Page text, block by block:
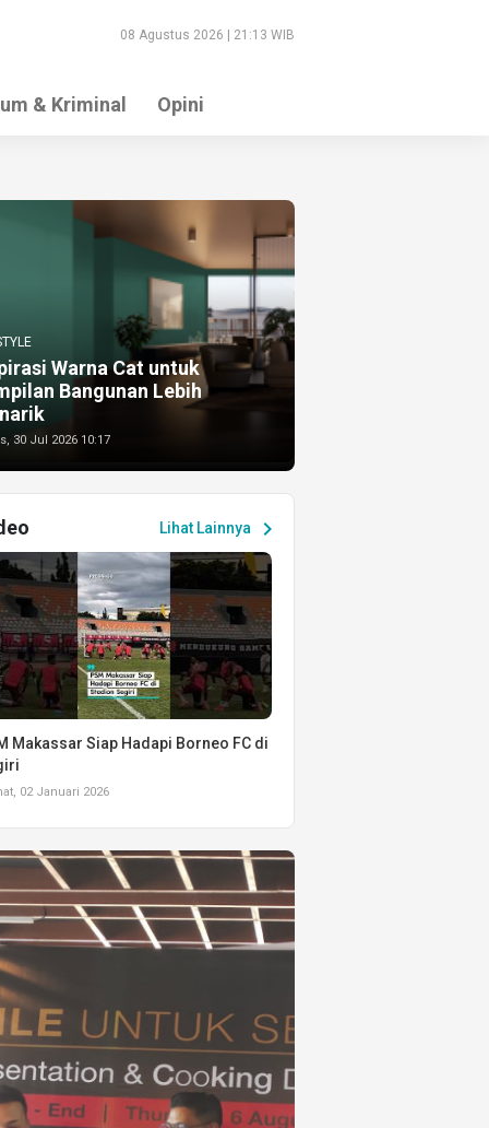
08 Agustus 2026 | 21:13 WIB
& Kriminal Opini
Warna Cat untuk
Bangunan Lebih
30 Jul 2026 10:17
Lihat Lainnya chevron_right
Makassar Siap Hadapi Borneo FC di
02 Januari 2026